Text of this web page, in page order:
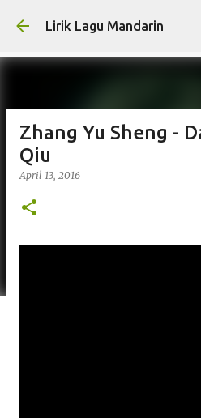
Skip to main
Lirik Lagu Mandarin
Zhang Yu Sheng -
Qiu
April 13, 2016